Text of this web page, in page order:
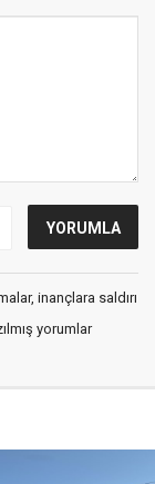
inançlara saldırı
yorumlar